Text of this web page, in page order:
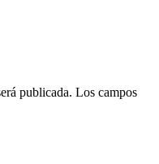
publicada. Los campos